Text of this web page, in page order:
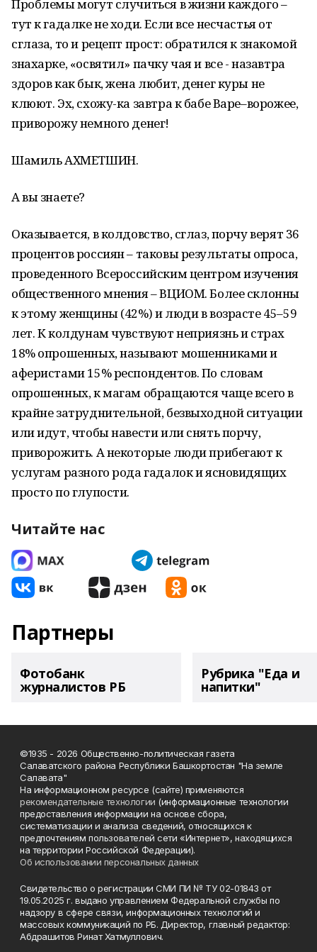
Проблемы могут случиться в жизни каждого –
тут к гадалке не ходи. Если все несчастья от
сглаза, то и рецепт прост: обратился к знакомой
знахарке, «освятил» пачку чая и все - назавтра
здоров как бык, жена любит, денег куры не
клюют. Эх, схожу-ка завтра к бабе Варе–ворожее,
приворожу немного денег!
Шамиль АХМЕТШИН.
А вы знаете?
Оказывается, в колдовство, сглаз, порчу верят 36
процентов россиян – таковы результаты опроса,
проведенного Всероссийским центром изучения
общественного мнения – ВЦИОМ. Более склонны
к этому женщины (42%) и люди в возрасте 45–59
лет. К колдунам чувствуют неприязнь и страх
18% опрошенных, называют мошенниками и
аферистами 15% респондентов. По словам
опрошенных, к магам обращаются чаще всего в
крайне затруднительной, безвыходной ситуации
или идут, чтобы навести или снять порчу,
приворожить. А некоторые люди прибегают к
услугам разного рода гадалок и ясновидящих
просто по глупости.
Читайте нас
Партнеры
Фотобанк
журналистов РБ
Рубрика "Еда и
напитки"
©1935 - 2026 Общественно-политическая газета
Салаватского района Республики Башкортостан "На земле
Салавата"
На информационном ресурсе (сайте) применяются
рекомендательные технологии (информационные технологии
предоставления информации на основе сбора,
систематизации и анализа сведений, относящихся к
предпочтениям пользователей сети «Интернет», находящихся
на территории Российской Федерации).
Об использовании персональных данных
Свидетельство о регистрации СМИ ПИ № ТУ 02-01843 от
19.05.2025 г. выдано управлением Федеральной службы по
надзору в сфере связи, информационных технологий и
массовых коммуникаций по РБ. Директор, главный редактор:
Абдрашитов Ринат Хатмуллович.